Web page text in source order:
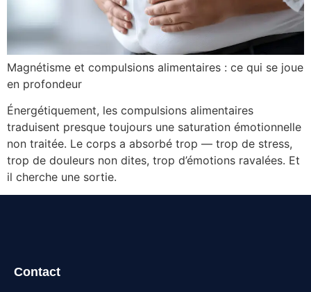
Magnétisme et compulsions alimentaires : ce qui se joue
en profondeur
Énergétiquement, les compulsions alimentaires
traduisent presque toujours une saturation émotionnelle
non traitée. Le corps a absorbé trop — trop de stress,
trop de douleurs non dites, trop d’émotions ravalées. Et
il cherche une sortie.
Contact